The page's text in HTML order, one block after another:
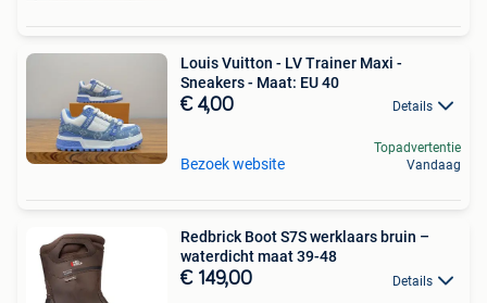
Louis Vuitton - LV Trainer Maxi -
Sneakers - Maat: EU 40
€ 4,00 Details
Bezoek website
Topadvertentie
Vandaag
Redbrick Boot S7S werklaars bruin –
waterdicht maat 39-48
€ 149,00 Details